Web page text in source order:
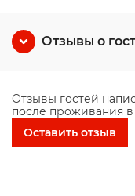
Отзывы о
Отзывы гостей
после проживания
Оставить отзыв